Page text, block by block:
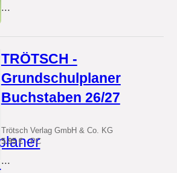
...
TRÖTSCH -
Grundschulplaner
Buchstaben 26/27
Trötsch Verlag GmbH & Co. KG
5.95 €· PC
...